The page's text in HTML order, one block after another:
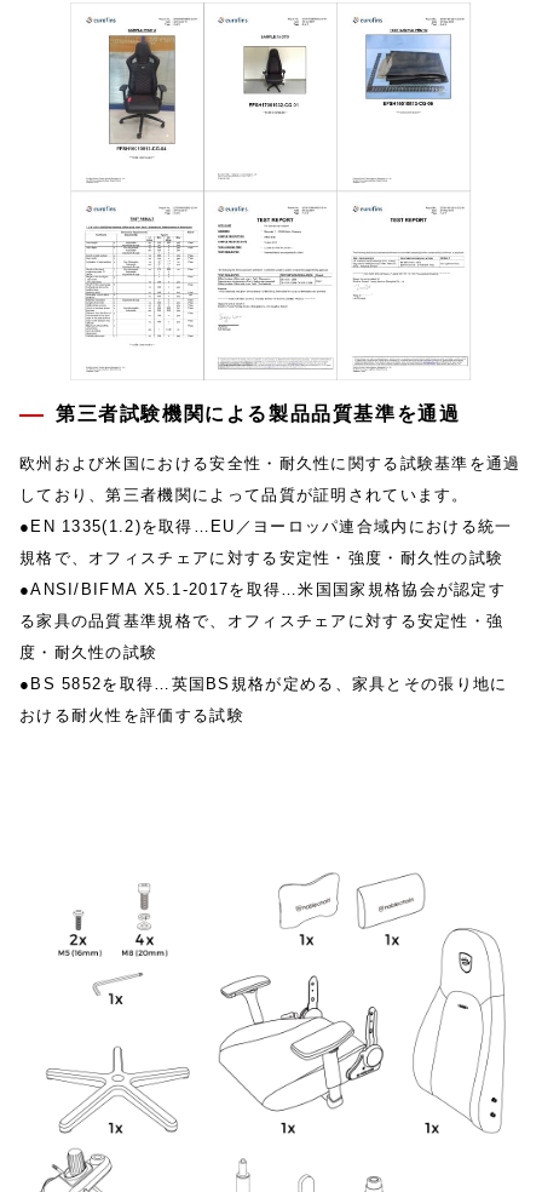
第三者試験機関による製品品質基準を通過
欧州および米国における安全性・耐久性に関する試験基準を通過
しており、第三者機関によって品質が証明されています。
●EN 1335(1.2)を取得…EU／ヨーロッパ連合域内における統一
規格で、オフィスチェアに対する安定性・強度・耐久性の試験
●ANSI/BIFMA X5.1-2017を取得…米国国家規格協会が認定す
る家具の品質基準規格で、オフィスチェアに対する安定性・強
度・耐久性の試験
●BS 5852を取得…英国BS規格が定める、家具とその張り地に
おける耐火性を評価する試験